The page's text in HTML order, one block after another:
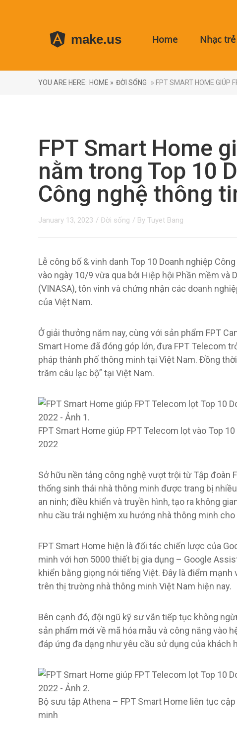
make.us Home Nhạc trẻ
YOU ARE HERE: HOME » ĐỜI SỐNG » FPT SMART HOME GIÚP
FPT Smart Home
nằm trong Top 10
Công nghệ thông
January 13, 2023 / Đời sống / By Tuyet Bang
Lễ công bố & vinh danh Top 10 Doanh nghiệp
vào ngày 10/9 vừa qua bởi Hiệp hội Phần mềm và
(VINASA), tôn vinh và chứng nhận các doanh
của Việt Nam.
Ở giải thưởng năm nay, cùng với sản phẩm FPT
Smart Home đã đóng góp lớn, đưa FPT Telecom
pháp thành phố thông minh tại Việt Nam. Đồng
trăm câu lạc bộ” tại Việt Nam.
FPT Smart Home giúp FPT Telecom lọt vào Top
2022
Sở hữu nền tảng công nghệ vượt trội từ Tập đoàn
thống sinh thái nhà thông minh được trang bị
an ninh; điều khiển và truyền hình, tạo ra không
nhu cầu trải nghiệm xu hướng nhà thông minh cho
FPT Smart Home hiện là đối tác chiến lược của
minh với hơn 5000 thiết bị gia dụng – Google
khiển bằng giọng nói tiếng Việt. Đây là điểm
trên thị trường nhà thông minh Việt Nam hiện nay.
Bên cạnh đó, đội ngũ kỹ sư vẫn tiếp tục không
sản phẩm mới về mã hóa mẫu và công năng vào
đáp ứng đa dạng như yêu cầu sử dụng của khách
Bộ sưu tập Athena – FPT Smart Home liên tục
minh